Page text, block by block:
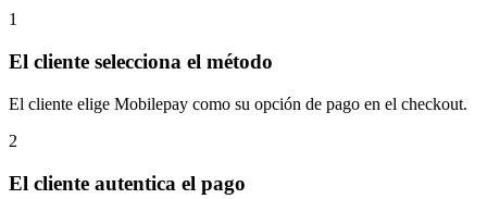
1
El cliente selecciona el método
El cliente elige Mobilepay como su opción de pago en el checkout.
2
El cliente autentica el pago